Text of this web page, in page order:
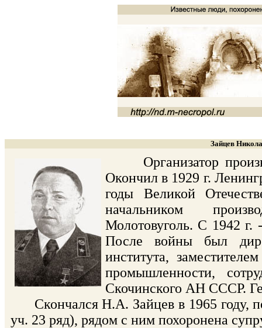
Зайцев
Организатор
Окончил в 1929 г.
годы Великой
начальником
Молотовуголь. С 1942 г.
После войны был
института,
промышленности,
Скочинского АН СССР.
Скончался Н.А. Зайцев в 1965 году,
уч. 23 ряд), рядом с ним похоронена